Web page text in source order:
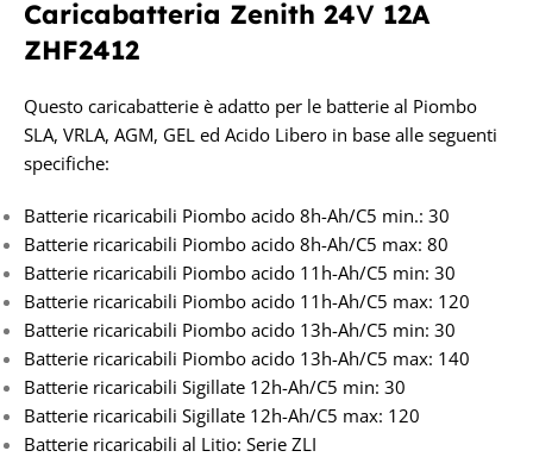
Caricabatteria Zenith 24V 12A
ZHF2412
Questo caricabatterie è adatto per le batterie al Piombo
SLA, VRLA, AGM, GEL ed Acido Libero in base alle seguenti
specifiche:
Batterie ricaricabili Piombo acido 8h-Ah/C5 min.: 30
Batterie ricaricabili Piombo acido 8h-Ah/C5 max: 80
Batterie ricaricabili Piombo acido 11h-Ah/C5 min: 30
Batterie ricaricabili Piombo acido 11h-Ah/C5 max: 120
Batterie ricaricabili Piombo acido 13h-Ah/C5 min: 30
Batterie ricaricabili Piombo acido 13h-Ah/C5 max: 140
Batterie ricaricabili Sigillate 12h-Ah/C5 min: 30
Batterie ricaricabili Sigillate 12h-Ah/C5 max: 120
Batterie ricaricabili al Litio: Serie ZLI